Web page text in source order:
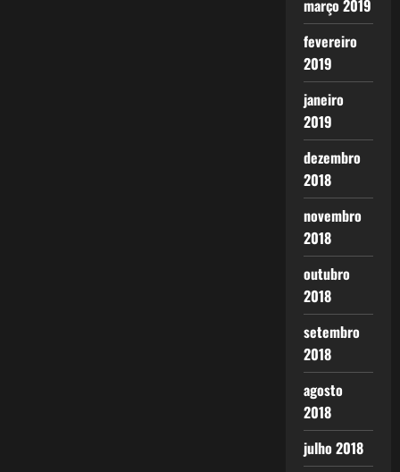
março 2019
fevereiro
2019
janeiro
2019
dezembro
2018
novembro
2018
outubro
2018
setembro
2018
agosto
2018
julho 2018